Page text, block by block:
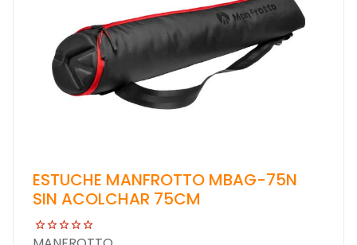
ESTUCHE MANFROTTO MBAG-75N
SIN ACOLCHAR 75CM